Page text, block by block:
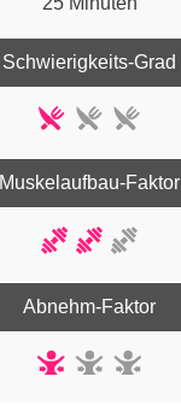
Schwierigkeits-Grad
Muskelaufbau-Faktor
Abnehm-Faktor